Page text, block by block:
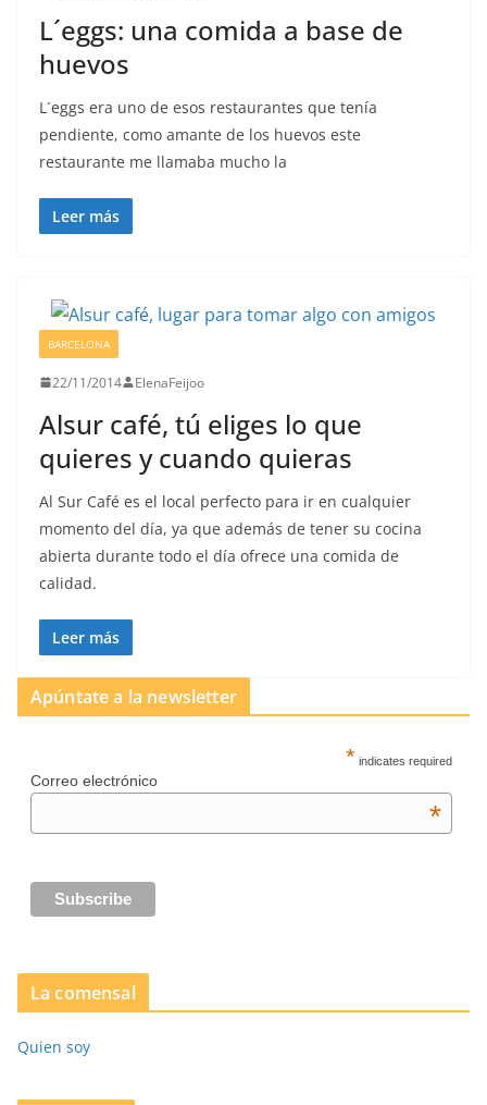
L´eggs: una comida a base de
huevos
L´eggs era uno de esos restaurantes que tenía
pendiente, como amante de los huevos este
restaurante me llamaba mucho la
Leer más
BARCELONA
22/11/2014 ElenaFeijoo
Alsur café, tú eliges lo que
quieres y cuando quieras
Al Sur Café es el local perfecto para ir en cualquier
momento del día, ya que además de tener su cocina
abierta durante todo el día ofrece una comida de
calidad.
Leer más
Apúntate a la newsletter
* indicates required
Correo electrónico
*
La comensal
Quien soy